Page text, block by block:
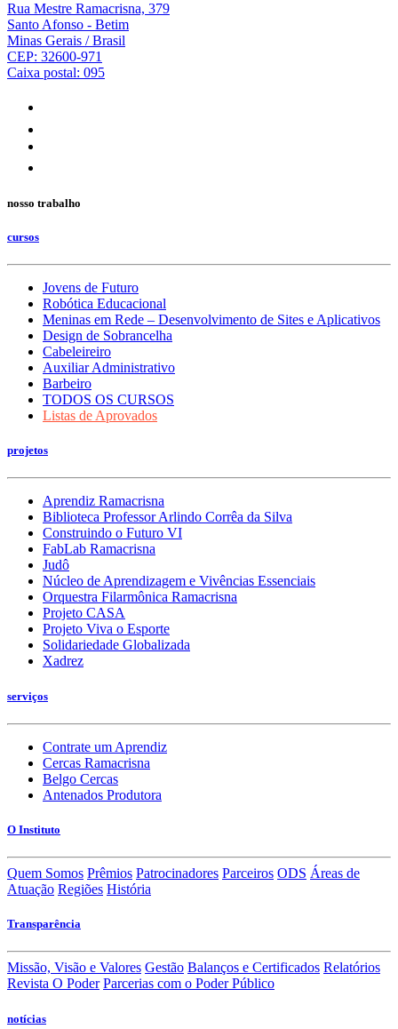
Rua Mestre Ramacrisna, 379
Santo Afonso - Betim
Minas Gerais / Brasil
CEP: 32600-971
Caixa postal: 095
nosso trabalho
cursos
Jovens de Futuro
Robótica Educacional
Meninas em Rede – Desenvolvimento de Sites e Aplicativos
Design de Sobrancelha
Cabeleireiro
Auxiliar Administrativo
Barbeiro
TODOS OS CURSOS
Listas de Aprovados
projetos
Aprendiz Ramacrisna
Biblioteca Professor Arlindo Corrêa da Silva
Construindo o Futuro VI
FabLab Ramacrisna
Judô
Núcleo de Aprendizagem e Vivências Essenciais
Orquestra Filarmônica Ramacrisna
Projeto CASA
Projeto Viva o Esporte
Solidariedade Globalizada
Xadrez
serviços
Contrate um Aprendiz
Cercas Ramacrisna
Belgo Cercas
Antenados Produtora
O Instituto
Quem Somos Prêmios Patrocinadores Parceiros ODS Áreas de
Atuação Regiões História
Transparência
Missão, Visão e Valores Gestão Balanços e Certificados Relatórios
Revista O Poder Parcerias com o Poder Público
notícias